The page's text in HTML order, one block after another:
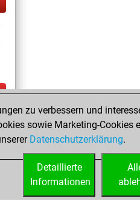
zu verbessern und
sowie Marketing-Cookies
Datenschutzerklärung.
Detaillierte
Informationen